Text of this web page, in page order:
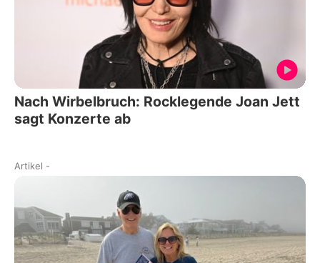
Nach Wirbelbruch: Rocklegende Joan Jett
sagt Konzerte ab
Artikel -